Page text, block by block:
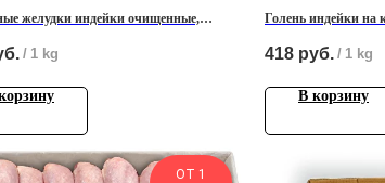
желудки индейки очищенные,
/ 1 kg
Голень индейки на
418 руб. / 1 kg
В корзину
ОТ 1